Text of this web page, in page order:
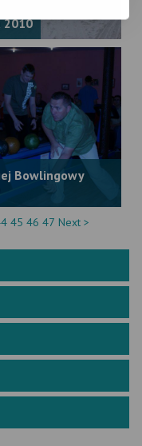
2010
Bowlingowy
45 46 47 Next >